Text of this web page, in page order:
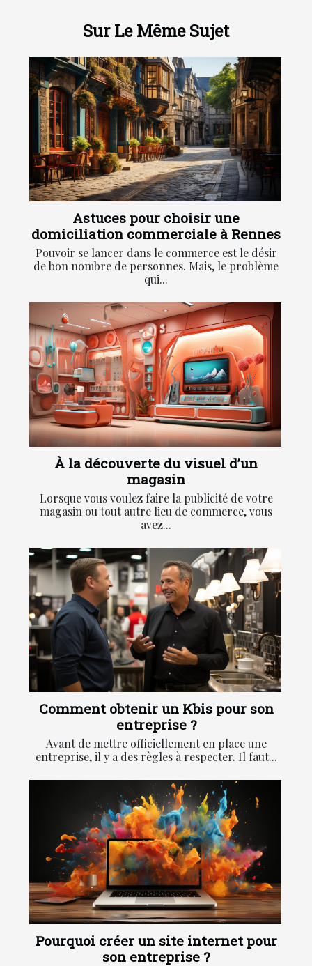
Sur Le Même Sujet
Astuces pour choisir une
domiciliation commerciale à Rennes
Pouvoir se lancer dans le commerce est le désir
de bon nombre de personnes. Mais, le problème
qui...
À la découverte du visuel d’un
magasin
Lorsque vous voulez faire la publicité de votre
magasin ou tout autre lieu de commerce, vous
avez...
Comment obtenir un Kbis pour son
entreprise ?
Avant de mettre officiellement en place une
entreprise, il y a des règles à respecter. Il faut...
Pourquoi créer un site internet pour
son entreprise ?